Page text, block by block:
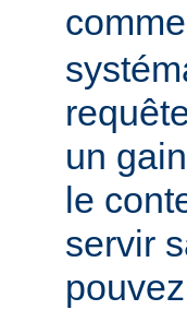
comme
un
le
servir